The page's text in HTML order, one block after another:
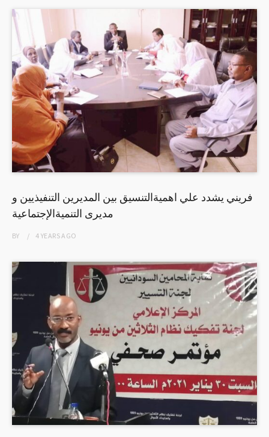
فريني يشدد علي اهميةالتنسيق بين المديرين التنفيذيين و
مديرى التنميةالإجتماعية
BY 4 YEARSAGO